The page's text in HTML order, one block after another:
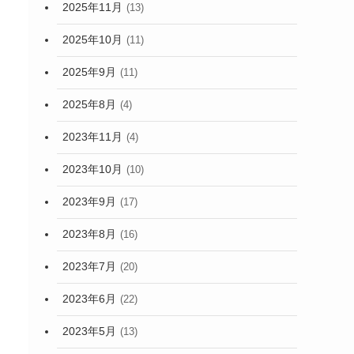
2025年11月 (13)
2025年10月 (11)
2025年9月 (11)
2025年8月 (4)
2023年11月 (4)
2023年10月 (10)
2023年9月 (17)
2023年8月 (16)
2023年7月 (20)
2023年6月 (22)
2023年5月 (13)